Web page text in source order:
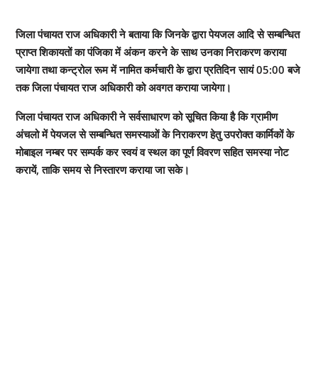
जिला पंचायत राज अधिकारी ने बताया कि जिनके द्वारा पेयजल आदि से सम्बन्धित
प्राप्त शिकायतों का पंजिका में अंकन करने के साथ उनका निराकरण कराया
जायेगा तथा कन्ट्रोल रूम में नामित कर्मचारी के द्वारा प्रतिदिन सायं 05:00 बजे
तक जिला पंचायत राज अधिकारी को अवगत कराया जायेगा।
जिला पंचायत राज अधिकारी ने सर्वसाधारण को सूचित किया है कि ग्रामीण
अंचलो में पेयजल से सम्बन्धित समस्याओं के निराकरण हेतु उपरोक्त कार्मिकों के
मोबाइल नम्बर पर सम्पर्क कर स्वयं व स्थल का पूर्ण विवरण सहित समस्या नोट
करायें, ताकि समय से निस्तारण कराया जा सके।